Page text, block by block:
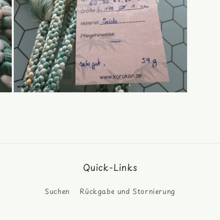
Quick-Links
Suchen Rückgabe und Stornierung